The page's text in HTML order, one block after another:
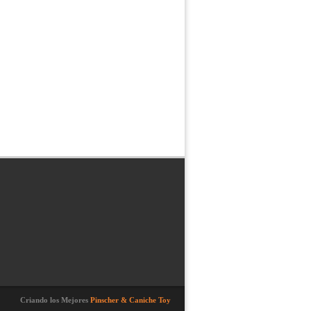
Criando los Mejores Pinscher & Caniche Toy